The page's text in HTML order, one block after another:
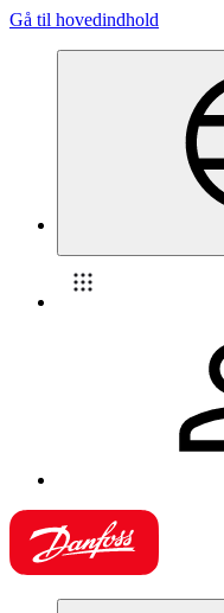
Gå til hovedindhold